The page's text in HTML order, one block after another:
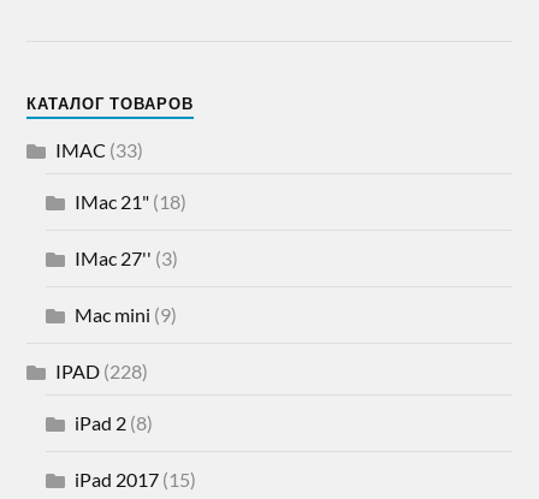
КАТАЛОГ ТОВАРОВ
IMAC (33)
IMac 21" (18)
IMac 27'' (3)
Mac mini (9)
IPAD (228)
iPad 2 (8)
iPad 2017 (15)